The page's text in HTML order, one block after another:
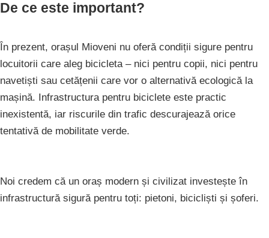
De ce este important?
În prezent, orașul Mioveni nu oferă condiții sigure pentru
locuitorii care aleg bicicleta – nici pentru copii, nici pentru
navetiști sau cetățenii care vor o alternativă ecologică la
mașină. Infrastructura pentru biciclete este practic
inexistentă, iar riscurile din trafic descurajează orice
tentativă de mobilitate verde.
Noi credem că un oraș modern și civilizat investește în
infrastructură sigură pentru toți: pietoni, bicicliști și șoferi.